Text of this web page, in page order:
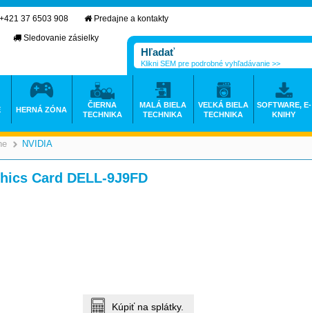
>
NVIDIA
Card DELL-9J9FD
Kúpiť na splátky.
+421 37 6503 908
Predajne a kontakty
Sledovanie zásielky
Klikni SEM pre podrobné vyhľadávanie >>
HERNÁ ZÓNA
ČIERNA
TECHNIKA
MALÁ BIELA
TECHNIKA
VEĽKÁ BIELA
TECHNIKA
SOFTWARE, E-
KNIHY